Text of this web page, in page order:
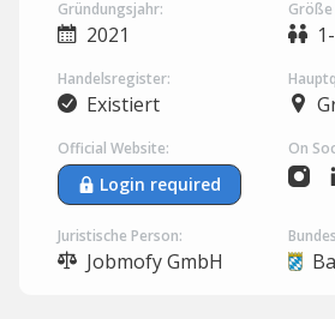
Gründungsjahr:
2021
Größe
Handelsregister:
Existiert
Official Website:
Login required
On
Juristische Person:
Jobmofy GmbH